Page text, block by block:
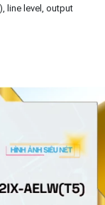
line level, output